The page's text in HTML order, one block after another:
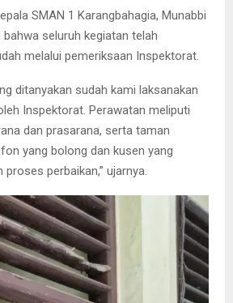
SMAN 1 Karangbahagia, Munabbi
seluruh kegiatan telah
melalui pemeriksaan Inspektorat.
ditanyakan sudah kami laksanakan
Inspektorat. Perawatan meliputi
dan prasarana, serta taman
yang bolong dan kusen yang
perbaikan,” ujarnya.